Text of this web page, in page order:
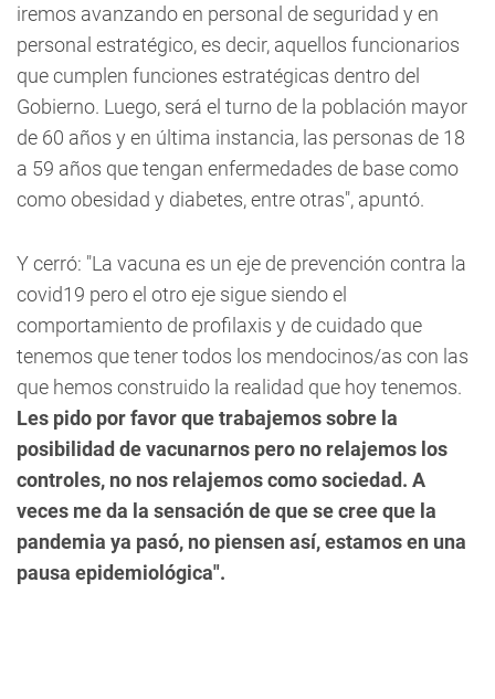
iremos avanzando en personal de seguridad y en
personal estratégico, es decir, aquellos funcionarios
que cumplen funciones estratégicas dentro del
Gobierno. Luego, será el turno de la población mayor
de 60 años y en última instancia, las personas de 18
a 59 años que tengan enfermedades de base como
como obesidad y diabetes, entre otras", apuntó.
Y cerró: "La vacuna es un eje de prevención contra la
covid19 pero el otro eje sigue siendo el
comportamiento de profilaxis y de cuidado que
tenemos que tener todos los mendocinos/as con las
que hemos construido la realidad que hoy tenemos.
Les pido por favor que trabajemos sobre la
posibilidad de vacunarnos pero no relajemos los
controles, no nos relajemos como sociedad. A
veces me da la sensación de que se cree que la
pandemia ya pasó, no piensen así, estamos en una
pausa epidemiológica".